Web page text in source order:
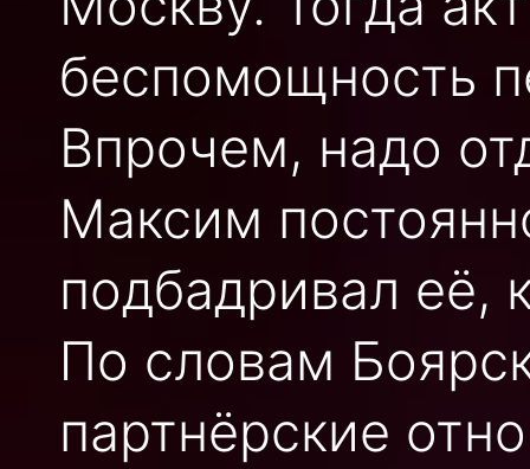
беспомощность
Впрочем, надо
Максим
подбадривал её,
По словам
партнёрские